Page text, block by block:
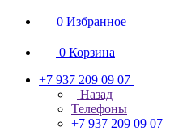
0 Избранное
0 Корзина
+7 937 209 09 07
Назад
Телефоны
+7 937 209 09 07